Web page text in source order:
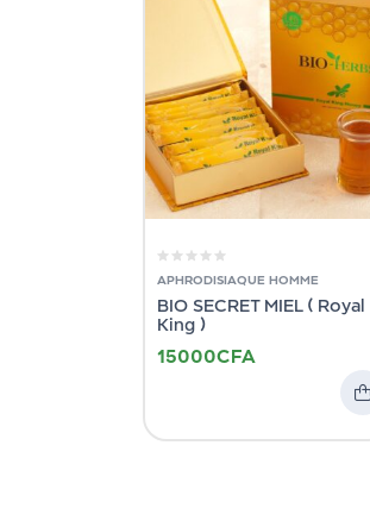
APHRODISIAQUE HOMME
BIO SECRET MIEL ( Royal
King )
15000CFA